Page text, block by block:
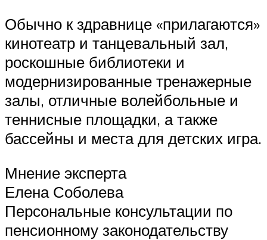
Обычно к здравнице «прилагаются»
кинотеатр и танцевальный зал,
роскошные библиотеки и
модернизированные тренажерные
залы, отличные волейбольные и
теннисные площадки, а также
бассейны и места для детских игра.
Мнение эксперта
Елена Соболева
Персональные консультации по
пенсионному законодательству